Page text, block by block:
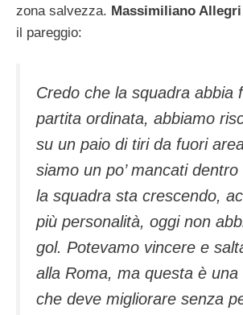
zona salvezza. Massimiliano Allegri
il pareggio:
Credo che la squadra abbia
partita ordinata, abbiamo
su un paio di tiri da fuori
siamo un po’ mancati dentro
la squadra sta crescendo,
più personalità, oggi non
gol. Potevamo vincere e
alla Roma, ma questa è una
che deve migliorare senza